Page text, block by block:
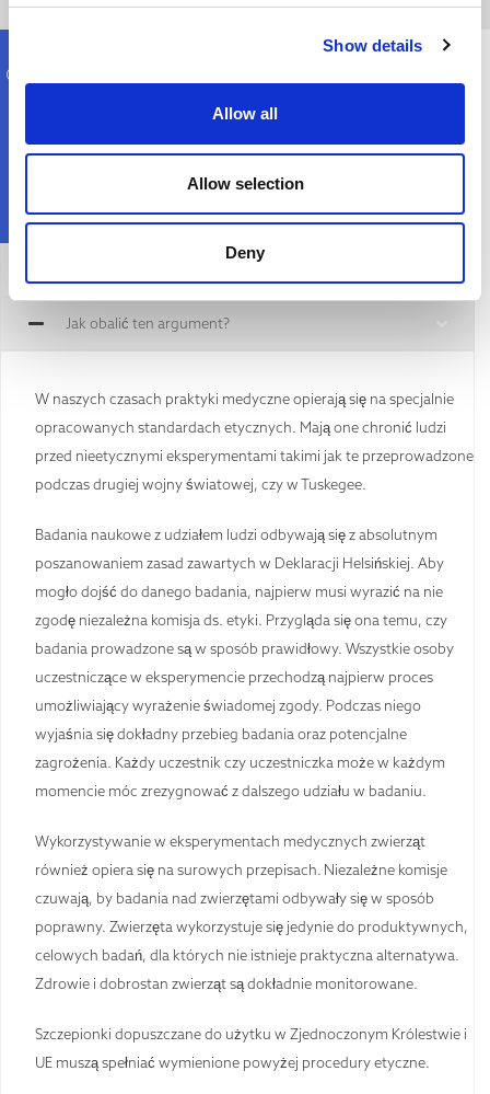
Show details
Allow all
Allow selection
Deny
Co powiedzieć komuś, kto wyznaje takie poglądy?
Jak obalić ten argument?
W naszych czasach praktyki medyczne opierają się na specjalnie
opracowanych standardach etycznych. Mają one chronić ludzi
przed nieetycznymi eksperymentami takimi jak te przeprowadzone
podczas drugiej wojny światowej, czy w Tuskegee.
Badania naukowe z udziałem ludzi odbywają się z absolutnym
poszanowaniem zasad zawartych w Deklaracji Helsińskiej. Aby
mogło dojść do danego badania, najpierw musi wyrazić na nie
zgodę niezależna komisja ds. etyki. Przygląda się ona temu, czy
badania prowadzone są w sposób prawidłowy. Wszystkie osoby
uczestniczące w eksperymencie przechodzą najpierw proces
umożliwiający wyrażenie świadomej zgody. Podczas niego
wyjaśnia się dokładny przebieg badania oraz potencjalne
zagrożenia. Każdy uczestnik czy uczestniczka może w każdym
momencie móc zrezygnować z dalszego udziału w badaniu.
Wykorzystywanie w eksperymentach medycznych zwierząt
również opiera się na surowych przepisach. Niezależne komisje
czuwają, by badania nad zwierzętami odbywały się w sposób
poprawny. Zwierzęta wykorzystuje się jedynie do produktywnych,
celowych badań, dla których nie istnieje praktyczna alternatywa.
Zdrowie i dobrostan zwierząt są dokładnie monitorowane.
Szczepionki dopuszczane do użytku w Zjednoczonym Królestwie i
UE muszą spełniać wymienione powyżej procedury etyczne.